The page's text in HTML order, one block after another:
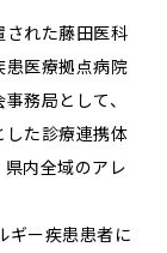
された藤田医科
患医療拠点病院
務局として、
した診療連携体
内全域のアレ
ギー疾患患者に